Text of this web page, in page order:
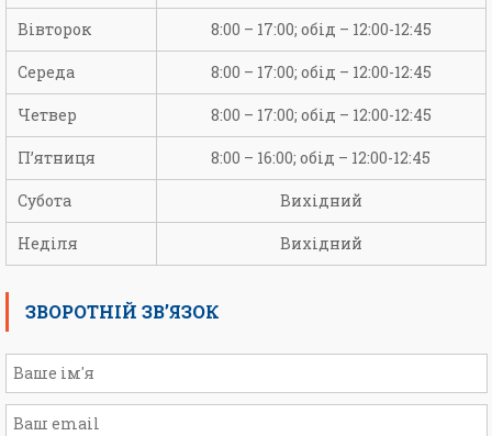
Вівторок 8:00 – 17:00; обід – 12:00-12:45
Середа 8:00 – 17:00; обід – 12:00-12:45
Четвер 8:00 – 17:00; обід – 12:00-12:45
П’ятниця 8:00 – 16:00; обід – 12:00-12:45
Субота Вихідний
Неділя Вихідний
ЗВОРОТНІЙ ЗВ’ЯЗОК